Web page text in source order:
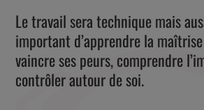
Le travail sera technique mais
important d’apprendre la
vaincre ses peurs, comprendre
contrôler autour de soi.